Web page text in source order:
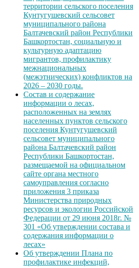
территории сельского поселения
Кунтугушевский сельсовет
муниципального района
Балтачевский район Республики
Башкортостан, социальную и
культурную адаптацию
мигрантов, профилактику
межнациональных
(межэтнических) конфликтов на
2026 – 2030 годы.
Состав и содержание
информации о лесах,
расположенных на землях
населенных пунктов сельского
поселения Кунтугушевский
сельсовет муниципального
района Балтачевский район
Республики Башкортостан,
размещаемой на официальном
сайте органа местного
самоуправления согласно
приложения 3 приказа
Министерства природных
ресурсов и экологии Российской
Федерации от 29 июня 2018г. №
301 «Об утверждении состава и
содержания информации о
лесах»
Об утверждении Плана по
профилактике инфекций,